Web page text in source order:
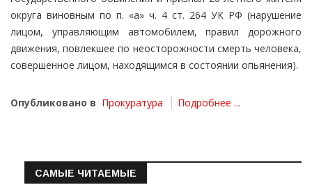
округа виновным по п. «а» ч. 4 ст. 264 УК РФ (нарушение
лицом, управляющим автомобилем, правил дорожного
движения, повлекшее по неосторожности смерть человека,
совершенное лицом, находящимся в состоянии опьянения).
Опубликовано в Прокуратура Подробнее ...
САМЫЕ ЧИТАЕМЫЕ